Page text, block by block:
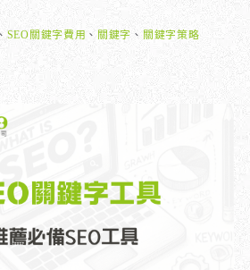
、 SEO關鍵字費用 、 關鍵字 、 關鍵字策略